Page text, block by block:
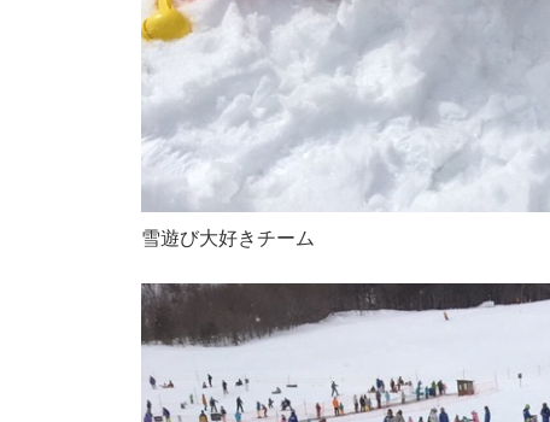
雪遊び大好きチーム